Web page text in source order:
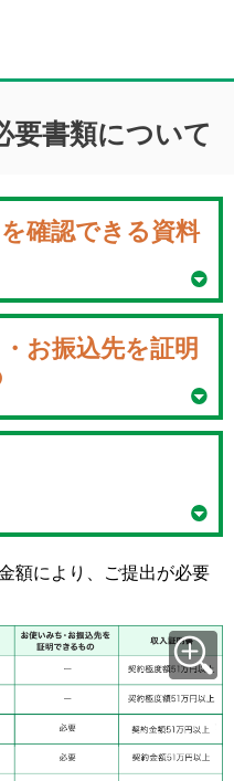
要書類について
確認できる資料
お振込先を証明
額により、ご提出が必要